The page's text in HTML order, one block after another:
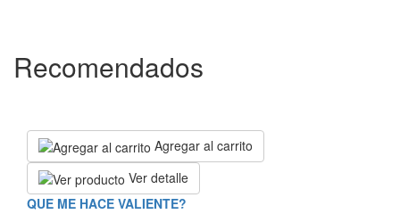
Recomendados
Agregar al carrito
Ver detalle
QUE ME HACE VALIENTE?